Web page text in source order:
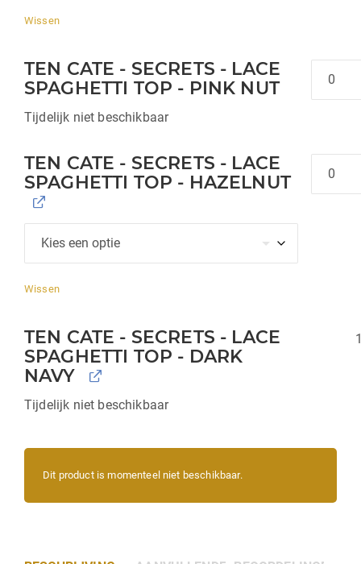
Wissen
TEN CATE - SECRETS - LACE
SPAGHETTI TOP - PINK NUT
Tijdelijk niet beschikbaar
TEN CATE - SECRETS - LACE
SPAGHETTI TOP - HAZELNUT
Wissen
TEN CATE - SECRETS - LACE
SPAGHETTI TOP - DARK
NAVY
Tijdelijk niet beschikbaar
Dit product is momenteel niet beschikbaar.